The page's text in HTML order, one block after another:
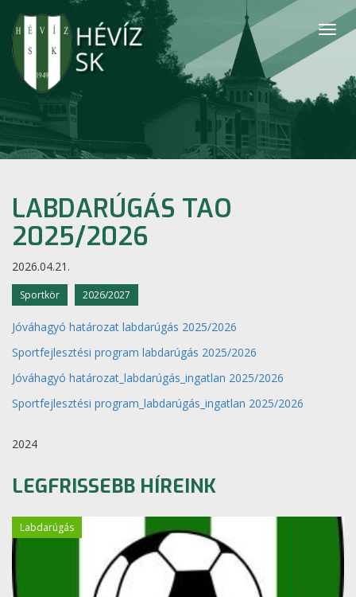
LABDARÚGÁS TAO
2025/2026
2026.04.21.
Sportkör 2026/2027
Jóváhagyó határozat labdarúgás 2025/2026
Sportfejlesztési program labdarúgás 2025/2026
Jóváhagyó határozat_labdarúgás_ingatlan 2025/2026
Sportfejlesztési program_labdarúgás_ingatlan 2025/2026
2024
LEGFRISSEBB HÍREINK
Labdarúgás